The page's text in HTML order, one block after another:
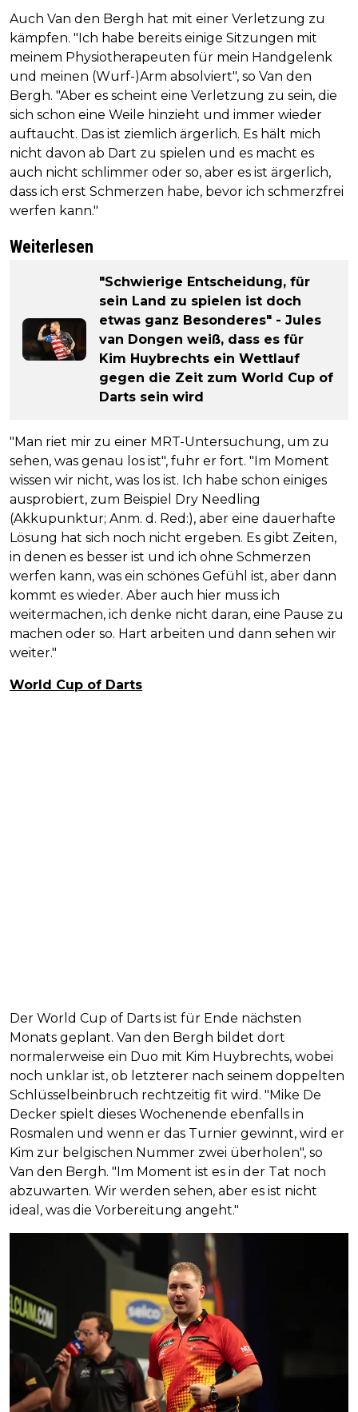
Auch Van den Bergh hat mit einer Verletzung zu
kämpfen. "Ich habe bereits einige Sitzungen mit
meinem Physiotherapeuten für mein Handgelenk
und meinen (Wurf-)Arm absolviert", so Van den
Bergh. "Aber es scheint eine Verletzung zu sein, die
sich schon eine Weile hinzieht und immer wieder
auftaucht. Das ist ziemlich ärgerlich. Es hält mich
nicht davon ab Dart zu spielen und es macht es
auch nicht schlimmer oder so, aber es ist ärgerlich,
dass ich erst Schmerzen habe, bevor ich schmerzfrei
werfen kann."
Weiterlesen
"Schwierige Entscheidung, für
sein Land zu spielen ist doch
etwas ganz Besonderes" - Jules
van Dongen weiß, dass es für
Kim Huybrechts ein Wettlauf
gegen die Zeit zum World Cup of
Darts sein wird
"Man riet mir zu einer MRT-Untersuchung, um zu
sehen, was genau los ist", fuhr er fort. "Im Moment
wissen wir nicht, was los ist. Ich habe schon einiges
ausprobiert, zum Beispiel Dry Needling
(Akkupunktur; Anm. d. Red:), aber eine dauerhafte
Lösung hat sich noch nicht ergeben. Es gibt Zeiten,
in denen es besser ist und ich ohne Schmerzen
werfen kann, was ein schönes Gefühl ist, aber dann
kommt es wieder. Aber auch hier muss ich
weitermachen, ich denke nicht daran, eine Pause zu
machen oder so. Hart arbeiten und dann sehen wir
weiter."
World Cup of Darts
Der World Cup of Darts ist für Ende nächsten
Monats geplant. Van den Bergh bildet dort
normalerweise ein Duo mit Kim Huybrechts, wobei
noch unklar ist, ob letzterer nach seinem doppelten
Schlüsselbeinbruch rechtzeitig fit wird. "Mike De
Decker spielt dieses Wochenende ebenfalls in
Rosmalen und wenn er das Turnier gewinnt, wird er
Kim zur belgischen Nummer zwei überholen", so
Van den Bergh. "Im Moment ist es in der Tat noch
abzuwarten. Wir werden sehen, aber es ist nicht
ideal, was die Vorbereitung angeht."